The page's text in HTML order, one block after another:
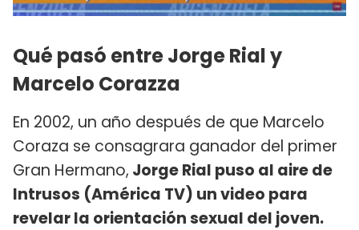
Qué pasó entre Jorge Rial y
Marcelo Corazza
En 2002, un año después de que Marcelo
Coraza se consagrara ganador del primer
Gran Hermano, Jorge Rial puso al aire de
Intrusos (América TV) un video para
revelar la orientación sexual del joven.